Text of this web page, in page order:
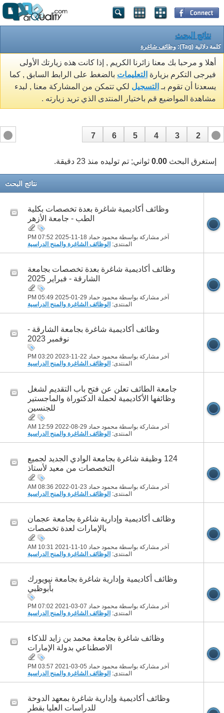
نتائج البحث
كلمة دلالية (Tag): وظائف شاغرة
أهلا و مرحبا بك معنا زائرنا الكريم , إذا كانت هذه زيارتك الأولى
فيرجى التكرم بزيارة التعليمات بالضغط على الرابط السابق , كما
يسعدنا أن تقوم بـ التسجيل لكي تتمكن من المشاركة معنا , لبدء
مشاهدة المواضيع قم باختيار المنتدى الذي تريد زيارته .
1
2
3
4
5
6
7
إستغرق البحث 0.00 ثواني; تم توليده منذ 23 دقيقة.
نتائج البحث
وظائف أكاديمية شاغرة بعدة تخصصات بكلية
الطب - جامعة الأزهر
آخر مشاركة بواسطة محمود حماد 18-11-2025
07:52 PM
المنتدى: الوظائف الشاغرة والمنح الدراسية
وظائف أكاديمية شاغرة بعدة تخصصات بجامعة
الشارقة - فبراير 2025
آخر مشاركة بواسطة محمود حماد 29-01-2025
05:49 PM
المنتدى: الوظائف الشاغرة والمنح الدراسية
وظائف أكاديمية شاغرة بجامعة الشارقة -
نوفمبر 2023
آخر مشاركة بواسطة محمود حماد 22-11-2023
03:20 PM
المنتدى: الوظائف الشاغرة والمنح الدراسية
جامعة الطائف تعلن عن فتح باب التقديم لشغل
وظائفها الأكاديمية لحملة الدكتوراة والماجستير
للجنسين
آخر مشاركة بواسطة محمود حماد 29-08-2022
12:59 AM
المنتدى: الوظائف الشاغرة والمنح الدراسية
124 وظيفة شاغرة بجامعة الوادي الجديد لجميع
التخصصات من معيد لأستاذ
آخر مشاركة بواسطة محمود حماد 23-01-2022
08:36 AM
المنتدى: الوظائف الشاغرة والمنح الدراسية
وظائف أكاديمية وإدارية شاغرة بجامعة عجمان
بالإمارات لعدة تخصصات
آخر مشاركة بواسطة محمود حماد 10-11-2021
10:31 AM
المنتدى: الوظائف الشاغرة والمنح الدراسية
وظائف أكاديمية وإدارية شاغرة بجامعة نيويورك
بأبوظبي
آخر مشاركة بواسطة محمود حماد 07-03-2021
07:02 PM
المنتدى: الوظائف الشاغرة والمنح الدراسية
وظائف شاغرة بجامعة محمد بن زايد للذكاء
الاصطناعي بدولة الإمارات
آخر مشاركة بواسطة محمود حماد 05-03-2021
03:57 PM
المنتدى: الوظائف الشاغرة والمنح الدراسية
وظائف أكاديمية وإدارية شاغرة بمعهد الدوحة
للدراسات العليا بقطر